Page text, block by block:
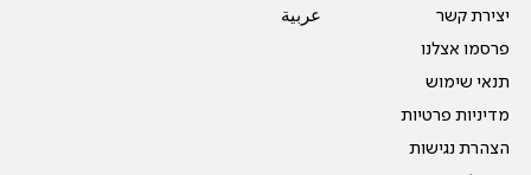
יצירת קשר
פרסמו אצלנו
תנאי שימוש
מדיניות פרטיות
הצהרת נגישות
عربية